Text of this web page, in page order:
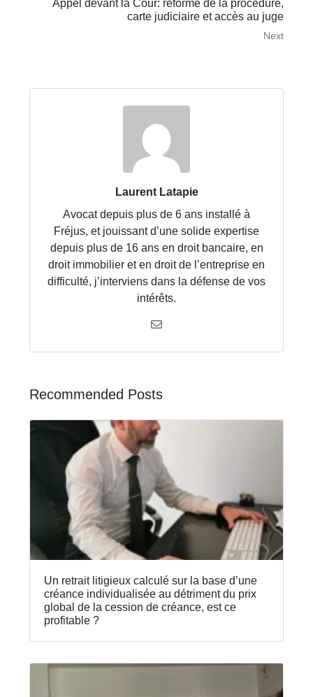
Appel devant la Cour: réforme de la procédure,
carte judiciaire et accès au juge
Next
Laurent Latapie
Avocat depuis plus de 6 ans installé à
Fréjus, et jouissant d’une solide expertise
depuis plus de 16 ans en droit bancaire, en
droit immobilier et en droit de l’entreprise en
difficulté, j’interviens dans la défense de vos
intérêts.
Recommended Posts
Un retrait litigieux calculé sur la base d’une
créance individualisée au détriment du prix
global de la cession de créance, est ce
profitable ?